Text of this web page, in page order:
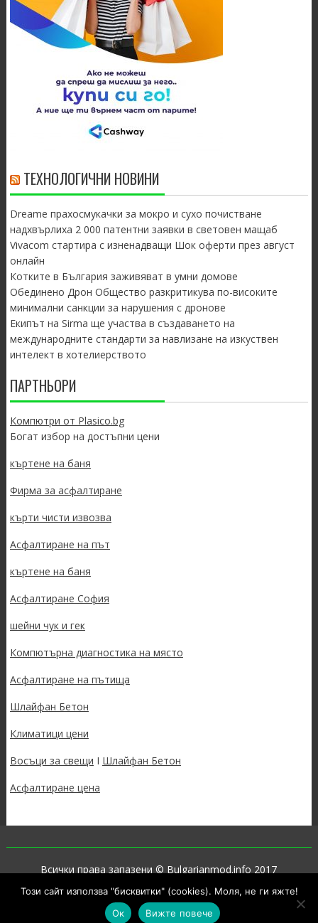
ТЕХНОЛОГИЧНИ НОВИНИ
Dreame прахосмукачки за мокро и сухо почистване
надхвърлиха 2 000 патентни заявки в световен мащаб
Vivacom стартира с изненадващи Шок оферти през август
онлайн
Котките в България заживяват в умни домове
Обединено Дрон Общество разкритикува по-високите
минимални санкции за нарушения с дронове
Екипът на Sirma ще участва в създаването на
международните стандарти за навлизане на изкуствен
интелект в хотелиерството
ПАРТНЬОРИ
Компютри от Plasico.bg
Богат избор на достъпни цени
къртене на баня
Фирма за асфалтиране
кърти чисти извозва
Асфалтиране на път
къртене на баня
Асфалтиране София
шейни чук и гек
Компютърна диагностика на място
Асфалтиране на пътища
Шлайфан Бетон
Климатици цени
Восъци за свещи I Шлайфан Бетон
Асфалтиране цена
Всички права запазени © Bulgarianmod.info 2017
Proudly powered by WordPress
|Theme: SuperNews byAcme
Themes
Този сайт използва "бисквитки" (cookies). Моля, не ги яжте!
Ок
Вижте повече